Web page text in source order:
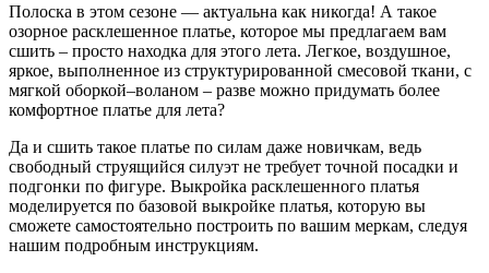
Полоска в этом сезоне — актуальна как никогда! А такое
озорное расклешенное платье, которое мы предлагаем вам
сшить – просто находка для этого лета. Легкое, воздушное,
яркое, выполненное из структурированной смесовой ткани, с
мягкой оборкой–воланом – разве можно придумать более
комфортное платье для лета?
Да и сшить такое платье по силам даже новичкам, ведь
свободный струящийся силуэт не требует точной посадки и
подгонки по фигуре. Выкройка расклешенного платья
моделируется по базовой выкройке платья, которую вы
сможете самостоятельно построить по вашим меркам, следуя
нашим подробным инструкциям.